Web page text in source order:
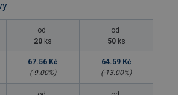
od
20 ks
67.56 Kč
(-9.00%)
od
50 ks
64.59 Kč
(-13.00%)